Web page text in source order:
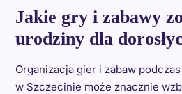
Jakie gry i zabawy
urodziny dla
Organizacja gier i zabaw
w Szczecinie może znacznie